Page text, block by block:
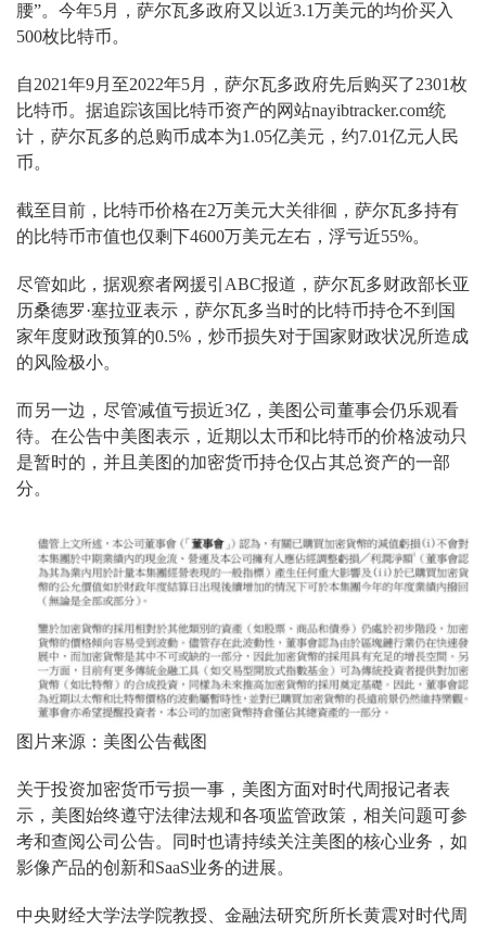
腰”。今年5月，萨尔瓦多政府又以近3.1万美元的均价买入
500枚比特币。
自2021年9月至2022年5月，萨尔瓦多政府先后购买了2301枚
比特币。据追踪该国比特币资产的网站nayibtracker.com统
计，萨尔瓦多的总购币成本为1.05亿美元，约7.01亿元人民
币。
截至目前，比特币价格在2万美元大关徘徊，萨尔瓦多持有
的比特币市值也仅剩下4600万美元左右，浮亏近55%。
尽管如此，据观察者网援引ABC报道，萨尔瓦多财政部长亚
历桑德罗·塞拉亚表示，萨尔瓦多当时的比特币持仓不到国
家年度财政预算的0.5%，炒币损失对于国家财政状况所造成
的风险极小。
而另一边，尽管减值亏损近3亿，美图公司董事会仍乐观看
待。在公告中美图表示，近期以太币和比特币的价格波动只
是暂时的，并且美图的加密货币持仓仅占其总资产的一部
分。
图片来源：美图公告截图
关于投资加密货币亏损一事，美图方面对时代周报记者表
示，美图始终遵守法律法规和各项监管政策，相关问题可参
考和查阅公司公告。同时也请持续关注美图的核心业务，如
影像产品的创新和SaaS业务的进展。
中央财经大学法学院教授、金融法研究所所长黄震对时代周